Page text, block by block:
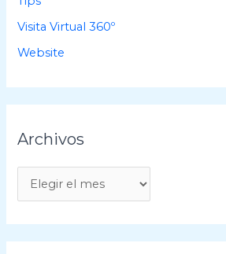
Visita Virtual 360º
Website
Archivos
r
c
h